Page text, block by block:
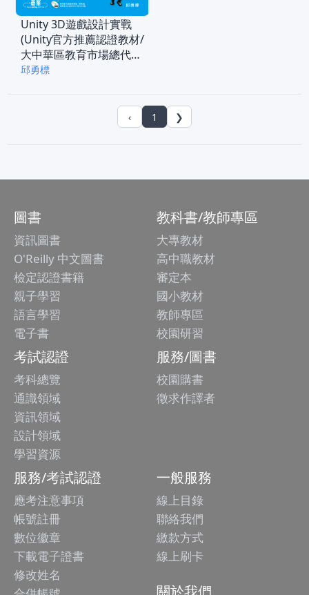
Unity 3D遊戲設計實戰
(Unity官方推薦認證教材/
大中華區教育市場總代理
商推薦用書)(電子書)
邱勇標
‹ 1 ❯
圖書
資訊圖書
O'Reilly 中文圖書
檢定認證書籍
親子學習
語言學習
電子書
教科書/教師專區
大專教材
高中職教材
審定本
國小教材
教師專區
校園研習
考試認證
考科總覽
通識領域
資訊領域
設計領域
學習資源
服務/圖書
校園購書
徵求作譯者
服務/考試認證
應考注意事項
帳號註冊
數位徽章
下載電子證書
修改姓名
一般服務
線上目錄
聯絡我們
繳款方式
線上刷卡